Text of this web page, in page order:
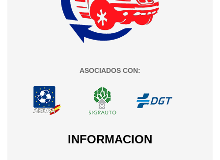
ASOCIADOS CON:
INFORMACION